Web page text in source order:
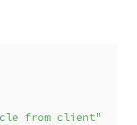
from client"